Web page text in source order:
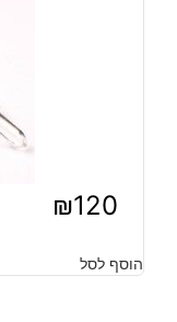
₪120
הוסף לסל